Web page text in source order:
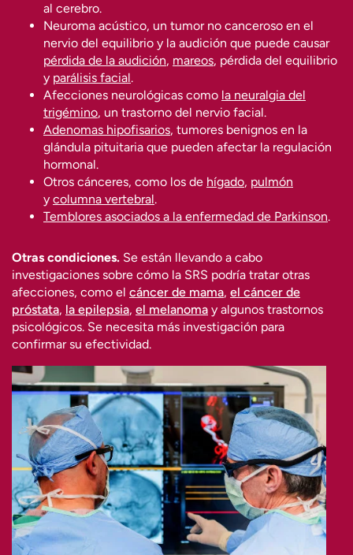
al cerebro.
Neuroma acústico, un tumor no canceroso en el
nervio del equilibrio y la audición que puede causar
pérdida de la audición, mareos, pérdida del equilibrio
y parálisis facial.
Afecciones neurológicas como la neuralgia del
trigémino, un trastorno del nervio facial.
Adenomas hipofisarios, tumores benignos en la
glándula pituitaria que pueden afectar la regulación
hormonal.
Otros cánceres, como los de hígado, pulmón
y columna vertebral.
Temblores asociados a la enfermedad de Parkinson.
Otras condiciones. Se están llevando a cabo
investigaciones sobre cómo la SRS podría tratar otras
afecciones, como el cáncer de mama, el cáncer de
próstata, la epilepsia, el melanoma y algunos trastornos
psicológicos. Se necesita más investigación para
confirmar su efectividad.